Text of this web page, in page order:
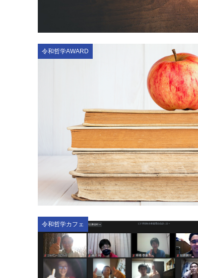
令和哲学AWARD
令和哲学カフェ